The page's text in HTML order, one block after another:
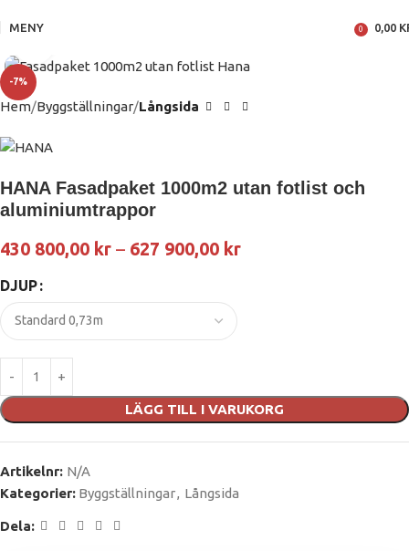
MENY 0 0,00
-7%
Hem Byggställningar Långsida
HANA Fasadpaket 1000m2 utan fotlist och
aluminiumtrappor
430 800,00 kr – 627 900,00 kr
DJUP
LÄGG TILL I VARUKORG
Artikelnr: N/A
Kategorier: Byggställningar, Långsida
Dela: